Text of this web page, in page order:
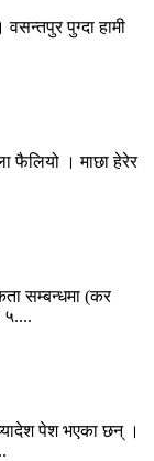
पुग्दा हामी
फैलियो । माछा हेरेर
सम्बन्धमा (कर
५....
पेश भएका छन् ।